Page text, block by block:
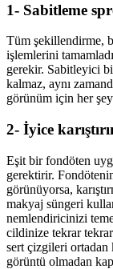
1- Sabitleme
Tüm şekillendirme,
işlemlerini
gerekir. Sabitleyici
kalmaz, aynı
görünüm için her
2- İyice
Eşit bir fondöten
gerektirir.
görünüyorsa,
makyaj süngeri
nemlendiricinizi
cildinize tekrar
sert çizgileri
görüntü olmadan